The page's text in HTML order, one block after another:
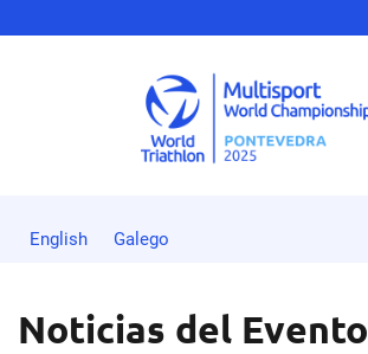
English Galego
Noticias del Evento